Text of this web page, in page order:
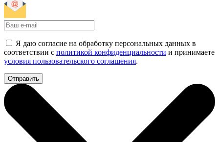
Я даю согласие на обработку персональных данных в
соответствии с политикой конфиденциальности и принимаете
условия пользовательского соглашения.